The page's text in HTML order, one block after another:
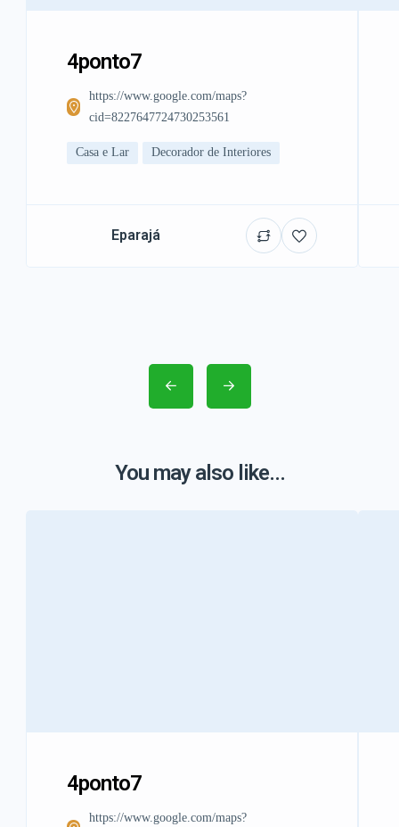
4ponto7
https://www.google.com/maps?
cid=8227647724730253561
Casa e Lar Decorador de Interiores
Eparajá
You may also like...
4ponto7
https://www.google.com/maps?